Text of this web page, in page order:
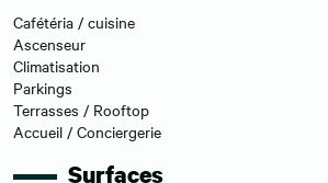
Cafétéria / cuisine
Ascenseur
Climatisation
Parkings
Terrasses / Rooftop
Accueil / Conciergerie
Surfaces